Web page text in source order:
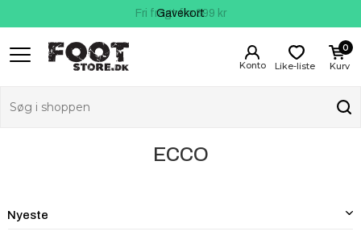
Gavekort
Fri fragt fra 399 kr
Kundeservice
Kurv
0
Like-liste
ECCO